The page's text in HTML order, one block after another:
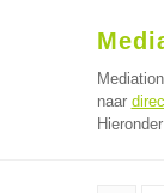
naar